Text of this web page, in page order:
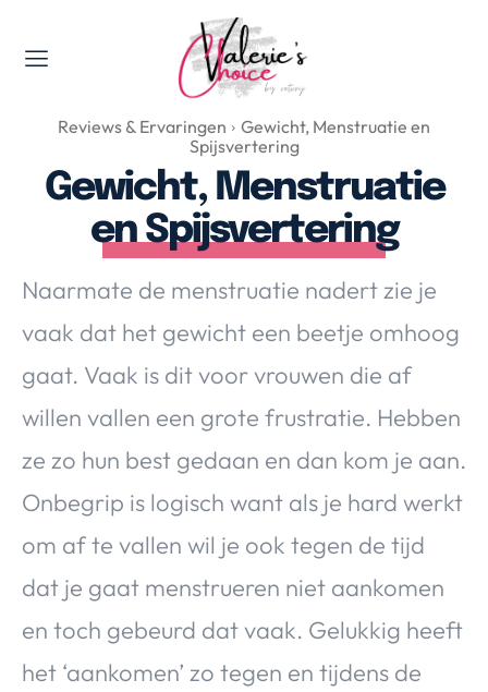
Valerie's Topics
Travel & Culture
Food & Drinks
Happyness & Opmerkelijk
Lifestyle, Sport & Duurzaamheid
Health & Beauty
Huis & Tuin
Nieuws & Media
Over Valerie
Over Valerie
VALERIE'S CHOICE
Reviews & Ervaringen
Gewicht, Menstruatie en
Spijsvertering
Gewicht, Menstruatie
en Spijsvertering
Naarmate de menstruatie nadert zie je
vaak dat het gewicht een beetje omhoog
gaat. Vaak is dit voor vrouwen die af
willen vallen een grote frustratie. Hebben
ze zo hun best gedaan en dan kom je aan.
Onbegrip is logisch want als je hard werkt
om af te vallen wil je ook tegen de tijd
dat je gaat menstrueren niet aankomen
en toch gebeurd dat vaak. Gelukkig heeft
het ‘aankomen’ zo tegen en tijdens de